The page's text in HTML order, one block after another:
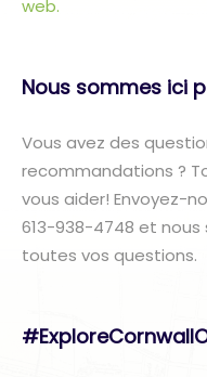
web.
Nous sommes ici
Vous avez des
recommandations ?
vous aider! Envoyez-
613-938-4748 et nous
toutes vos questions.